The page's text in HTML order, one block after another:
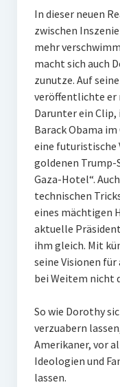
In dieser neuen
zwischen
mehr
macht sich auch
zunutze. Auf
veröffentlichte er
Darunter ein
Barack Obama
eine futuristische
goldenen Trump-
Gaza-Hotel“.
technischen
eines mächtigen
aktuelle
ihm gleich. Mit
seine Visionen
bei Weitem nicht
So wie Dorothy
verzuabern
Amerikaner, vor
Ideologien und
lassen.